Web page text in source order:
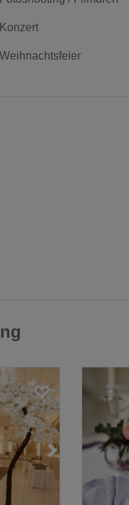
Konzert
Weihnachtsfeier